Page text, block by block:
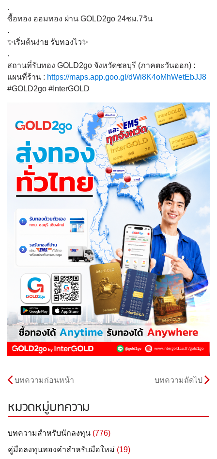
.
ซื้อทอง ออมทอง ผ่าน GOLD2go 24ชม.7วัน
.
✨เริ่มต้นง่าย รับทองไว✨
.
สถานที่รับทอง GOLD2go จังหวัดชลบุรี (ภาคตะวันออก) :
แผนที่ร้าน : https://maps.app.goo.gl/dWi8K4oMhWetEbJJ8
#GOLD2go #InterGOLD
บทความก่อนหน้า บทความถัดไป
หมวดหมู่บทความ
บทความสำหรับนักลงทุน (776)
คู่มือลงทุนทองคำสำหรับมือใหม่ (19)